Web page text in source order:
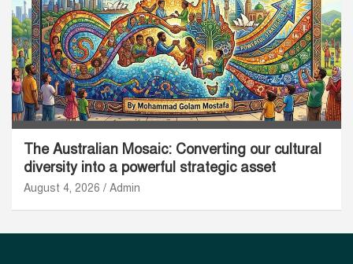
The Australian Mosaic: Converting our cultural
diversity into a powerful strategic asset
August 4, 2026 Admin